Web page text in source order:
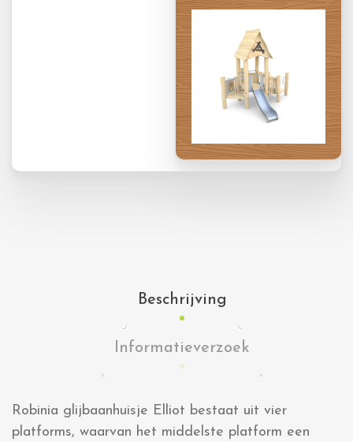
Beschrijving
Informatieverzoek
Robinia glijbaanhuisje Elliot bestaat uit vier
platforms, waarvan het middelste platform een